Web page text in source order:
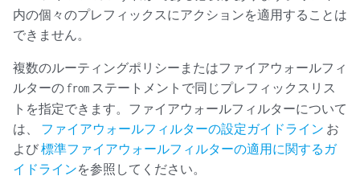
内の個々のプレフィックスにアクションを適用することは
できません。
複数のルーティングポリシーまたはファイアウォールフィ
ルターの from ステートメントで同じプレフィックスリス
トを指定できます。ファイアウォールフィルターについて
は、 ファイアウォールフィルターの設定ガイドライン お
よび標準ファイアウォールフィルターの適用に関するガ
イドラインを参照してください。